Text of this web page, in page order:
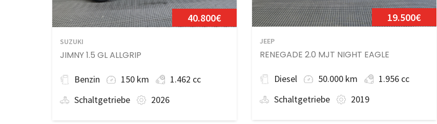
40.800€
SUZUKI
JIMNY 1.5 GL ALLGRIP
Benzin 150 km
1.462 cc
Schaltgetriebe
2026
19.500€
JEEP
RENEGADE 2.0 MJT NIGHT EAGLE
Diesel 50.000 km
1.956 cc
Schaltgetriebe
2019